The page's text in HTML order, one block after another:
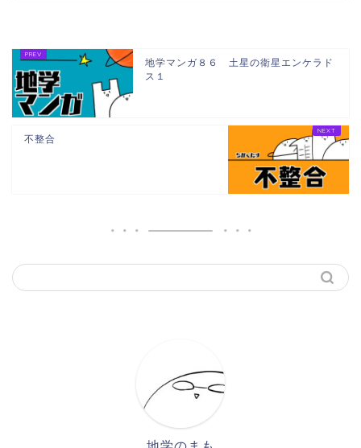
地学マンガ８６ 土星の衛星エンケラド
ス１
不整合